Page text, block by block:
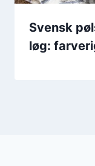
Svensk
løg: